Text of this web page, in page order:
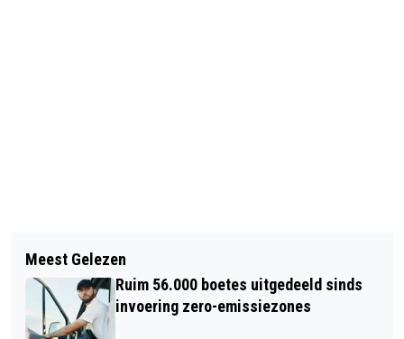
LIVE: BRAND EN CHAOS FERGUSON
PROTESTEN BREKEN UIT IN VS NA
NIET VERVOLGEN AGENT FERGUSON
Meest Gelezen
Ruim 56.000 boetes uitgedeeld sinds
invoering zero-emissiezones